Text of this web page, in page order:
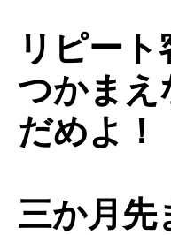
リピート
つかまえ
だめよ！
三か月先